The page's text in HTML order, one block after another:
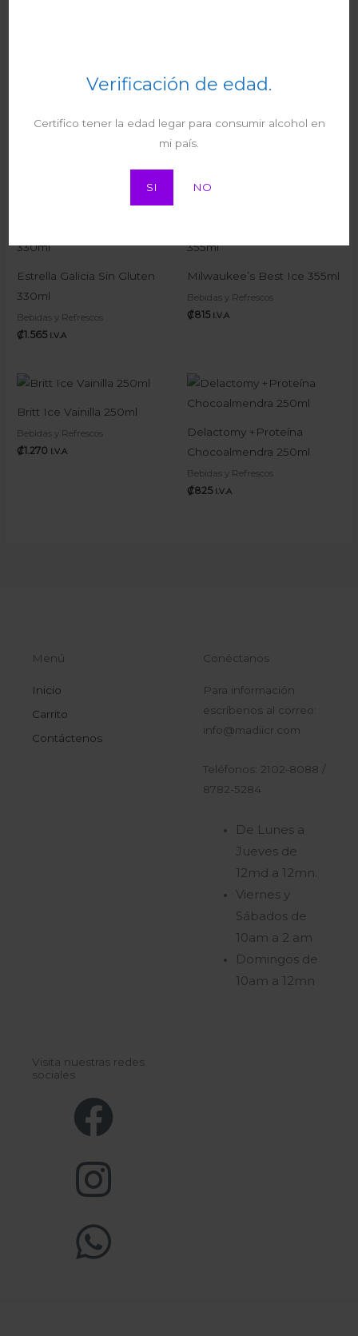
Verificación de edad.
Certifico tener la edad legar para consumir alcohol en
mi país.
SI NO
Productos relacionados
Estrella Galicia Sin Gluten
330ml
Bebidas y Refrescos
₡1.565 I.V.A
Milwaukee’s Best Ice 355ml
Bebidas y Refrescos
₡815 I.V.A
Britt Ice Vainilla 250ml
Bebidas y Refrescos
₡1.270 I.V.A
Delactomy +Proteína
Chocoalmendra 250ml
Bebidas y Refrescos
₡825 I.V.A
Menú
Inicio
Carrito
Contáctenos
Conéctanos
Para información
escríbenos al correo:
info@madiicr.com
Teléfonos: 2102-8088 /
8782-5284
De Lunes a
Jueves de
12md a 12mn.
Viernes y
Sábados de
10am a 2 am
Domingos de
10am a 12mn
Visita nuestras redes
sociales